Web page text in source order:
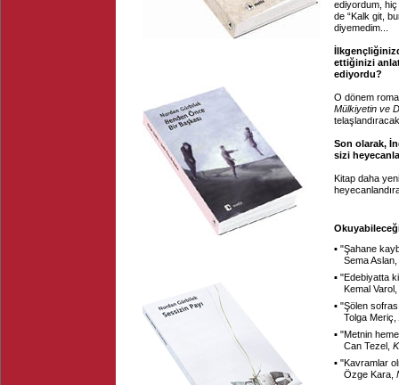
ediyordum, hiç
de “Kalk git,
diyemedim...
ettiğinizi
ediyordu?
O dönem
Mülkiyetin ve
Son olarak,
sizi
Kitap daha
▪ "Şahane
Sema Aslan,
▪ "Edebiyatta
Kemal Varol,
▪ "Şölen
Tolga Meriç,
▪ "Metnin
Can Tezel,
▪ "Kavramlar
Özge Kara,